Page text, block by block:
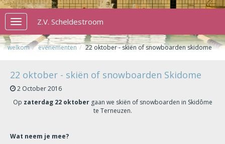
Toggle
navigation
Z.V. Scheldestroom
welkom evenementen 22 oktober - skiën of snowboarden skidome
22 oktober - skiën of snowboarden Skidome
2 October 2016
Op zaterdag 22 oktobergaan we skiën of snowboarden in Skidôme
te Terneuzen.
Wat neem je mee?